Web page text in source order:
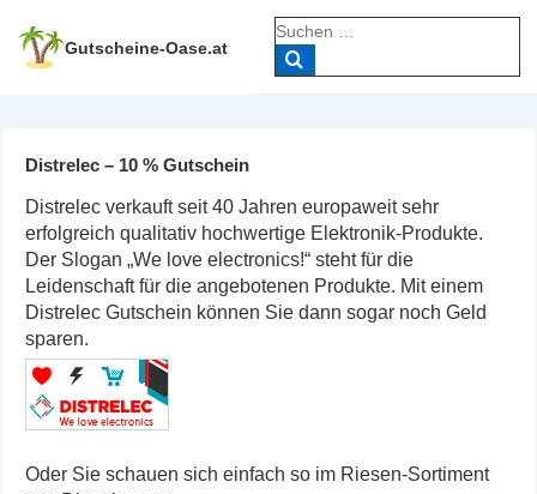
Zum
Inhalt
Gutscheine-Oase.at
Suche
nach:
Distrelec – 10 % Gutschein
Distrelec verkauft seit 40 Jahren europaweit sehr
erfolgreich qualitativ hochwertige Elektronik-Produkte.
Der Slogan „We love electronics!“ steht für die
Leidenschaft für die angebotenen Produkte. Mit einem
Distrelec Gutschein können Sie dann sogar noch Geld
sparen.
Oder Sie schauen sich einfach so im Riesen-Sortiment